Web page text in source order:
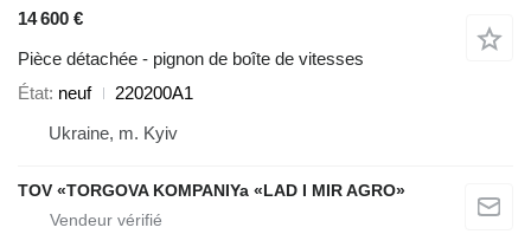
14 600 €
Pièce détachée - pignon de boîte de vitesses
État neuf
220200A1
Ukraine, m. Kyiv
TOV «TORGOVA KOMPANIYa «LAD I MIR AGRO»